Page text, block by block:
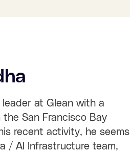
leader at Glean with a
San Francisco Bay
recent activity, he seems
/ AI Infrastructure team,